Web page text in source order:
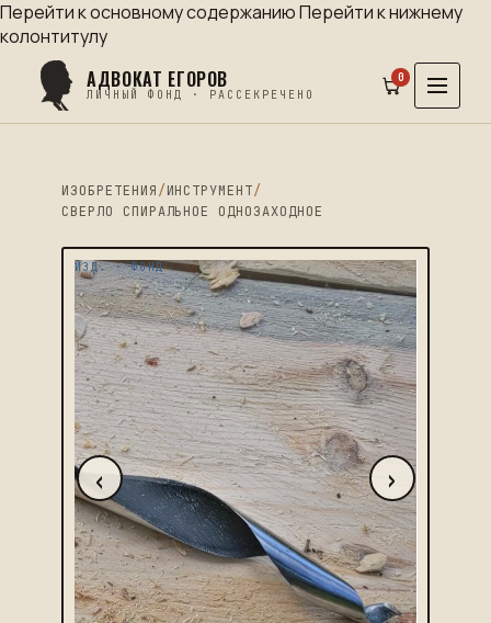
Перейти к основному содержаниюПерейти к нижнему
колонтитулу
АДВОКАТ ЕГОРОВ
ЛИЧНЫЙ ФОНД · РАССЕКРЕЧЕНО
0
ИЗОБРЕТЕНИЯ/ИНСТРУМЕНТ/
СВЕРЛО СПИРАЛЬНОЕ ОДНОЗАХОДНОЕ
ИЗД. · ФОНД
‹ ›